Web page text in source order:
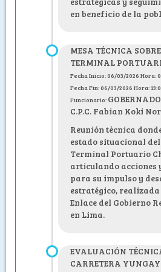
en beneficio de la
MESA TÉCNICA
TERMINAL
Fecha Inicio: 06/03/2026 Hora:
Fecha Fin: 06/03/2026 Hora:
Funcionario:
C.P.C. Fabian Koki
Reunión técnica
estado situacional
Terminal Portuario
articulando acciones
para su impulso y
estratégico,
Enlace del Gobierno
en Lima.
EVALUACIÓN
CARRETERA